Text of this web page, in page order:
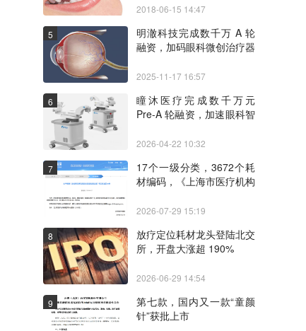
2018-06-15 14:47
5
明澈科技完成数千万 A 轮
融资，加码眼科微创治疗器
2025-11-17 16:57
6
瞳沐医疗完成数千万元
Pre-A 轮融资，加速眼科智
2026-04-22 10:32
7
17个一级分类，3672个耗
材编码，《上海市医疗机构
2026-07-29 15:19
8
放疗定位耗材龙头登陆北交
所，开盘大涨超 190%
2026-06-29 14:54
9
第七款，国内又一款“童颜
针”获批上市